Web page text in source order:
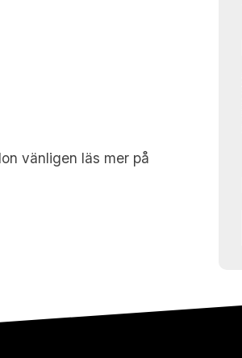
vänligen läs mer på